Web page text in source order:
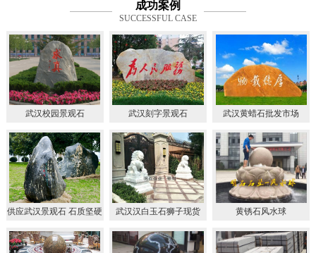
成功案例
SUCCESSFUL CASE
武汉校园景观石 武汉刻字景观石 武汉黄蜡石批发市场
供应武汉景观石 石质坚硬 武汉汉白玉石狮子现货 黄锈石风水球